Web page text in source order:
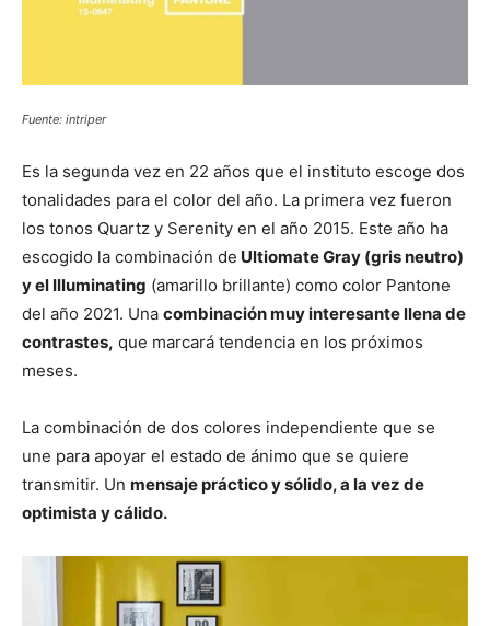
Fuente: intriper
Es la segunda vez en 22 años que el instituto escoge dos
tonalidades para el color del año. La primera vez fueron
los tonos Quartz y Serenity en el año 2015. Este año ha
escogido la combinación de Ultiomate Gray (gris neutro)
y el Illuminating (amarillo brillante) como color Pantone
del año 2021. Una combinación muy interesante llena de
contrastes, que marcará tendencia en los próximos
meses.
La combinación de dos colores independiente que se
une para apoyar el estado de ánimo que se quiere
transmitir. Un mensaje práctico y sólido, a la vez de
optimista y cálido.